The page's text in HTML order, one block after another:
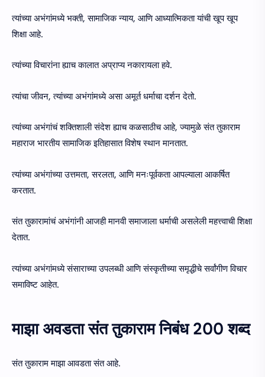
त्यांच्या अभंगांमध्ये भक्ती, सामाजिक न्याय, आणि आध्यात्मिकता यांची खूप खूप
शिक्षा आहे.
त्यांच्या विचारांना ह्याच कालात अप्राप्य नकारायला हवे.
त्यांचा जीवन, त्यांच्या अभंगांमध्ये असा अमूर्त धर्माचा दर्शन देतो.
त्यांच्या अभंगांचं शक्तिशाली संदेश ह्याच कळसाठीच आहे, ज्यामुळे संत तुकाराम
महाराज भारतीय सामाजिक इतिहासात विशेष स्थान मानतात.
त्यांच्या अभंगांच्या उत्तमता, सरलता, आणि मनःपूर्वकता आपल्याला आकर्षित
करतात.
संत तुकारामांचं अभंगांनी आजही मानवी समाजाला धर्माची असलेली महत्त्वाची शिक्षा
देतात.
त्यांच्या अभंगांमध्ये संसाराच्या उपलब्धी आणि संस्कृतीच्या समृद्धीचे सर्वांगीण विचार
समाविष्ट आहेत.
माझा अवडता संत तुकाराम निबंध 200 शब्द
संत तुकाराम माझा आवडता संत आहे.